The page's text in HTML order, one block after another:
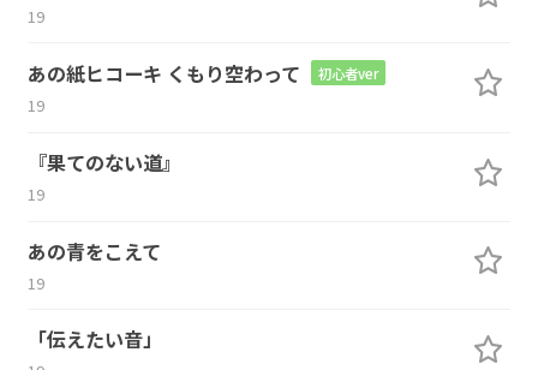
19
あの紙ヒコーキ くもり空わって 初心者ver
19
『果てのない道』
19
あの青をこえて
19
「伝えたい音」